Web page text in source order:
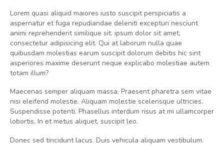
Lorem quasi aliquid maiores iusto suscipit perspiciatis a
aspernatur et fuga repudiandae deleniti excepturi nesciunt
animi reprehenderit similique sit. ipsum dolor sit amet,
consectetur adipisicing elit. Qui at laborum nulla quae
quibusdam molestias earum suscipit dolorum debitis hic sint
asperiores maxime deserunt neque explicabo molestiae autem
totam illum?
Maecenas semper aliquam massa. Praesent pharetra sem vitae
nisi eleifend molestie. Aliquam molestie scelerisque ultricies.
Suspendisse potenti. Phasellus interdum risus at mi ullamcorper
lobortis. In et metus aliquet, suscipit leo.
Donec sed tincidunt lacus. Duis vehicula aliquam vestibulum.